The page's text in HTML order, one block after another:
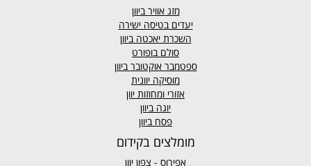
מזג אווירביוון
יעדים בטיסה ישירה
השכרת יאכטה ביוון
סולם בופורט
ספטמבר אוקטובר ביוון
מוסיקה יוונית
אזורי ומחוזות יוון
יוגה ביוון
פסח ביוון
מומלצים בקידום
אפירוס - צפון יוון